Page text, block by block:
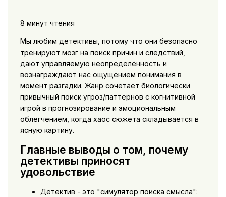
8 минут чтения
Мы любим детективы, потому что они безопасно
тренируют мозг на поиск причин и следствий,
дают управляемую неопределённость и
вознаграждают нас ощущением понимания в
момент разгадки. Жанр сочетает биологически
привычный поиск угроз/паттернов с когнитивной
игрой в прогнозирование и эмоциональным
облегчением, когда хаос сюжета складывается в
ясную картину.
Главные выводы о том, почему
детективы приносят
удовольствие
Детектив - это "симулятор поиска смысла":